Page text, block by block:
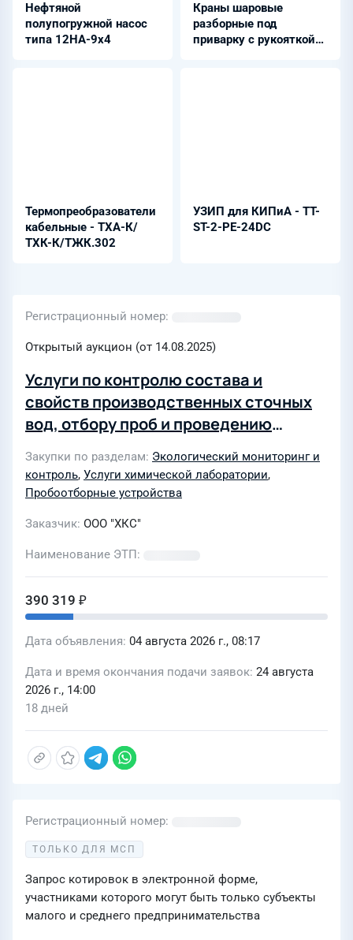
Нефтяной
полупогружной насос
типа 12НА-9x4
Краны шаровые
разборные под
приварку с рукояткой
Термопреобразователи
кабельные - ТХА-К/
ТХК-К/ТЖК.302
УЗИП для КИПиА - TT-
ST-2-PE-24DC
Регистрационный номер
Открытый аукцион (от 14.08.2025)
Услуги по контролю состава и
свойств производственных сточных
вод, отбору проб и проведению
концентрации загрязняющих веществ
в производственных сточных водах
Закупки по разделам Экологический мониторинг и
контроль, Услуги химической лаборатории,
Пробоотборные устройства
Заказчик ООО "ХКС"
Наименование ЭТП
390 319 ₽
Дата объявления 04 августа 2026 г., 08:17
Дата и время окончания подачи заявок 24 августа
2026 г., 14:00
18 дней
Регистрационный номер
ТОЛЬКО ДЛЯ МСП
Запрос котировок в электронной форме,
участниками которого могут быть только субъекты
малого и среднего предпринимательства